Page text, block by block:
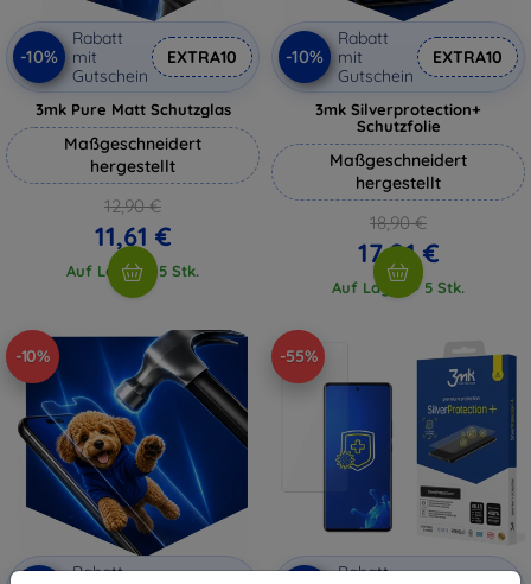
-10%
Rabatt
mit
Gutschein
EXTRA10
3mk Pure Matt Schutzglas
Maßgeschneidert
hergestellt
12,90 €
11,61 €
Auf Lager > 5 Stk.
-10%
Rabatt
mit
Gutschein
EXTRA10
3mk Silverprotection+
Schutzfolie
Maßgeschneidert
hergestellt
18,90 €
17,01 €
Auf Lager > 5 Stk.
-10%
Rabatt
-55%
Rabatt